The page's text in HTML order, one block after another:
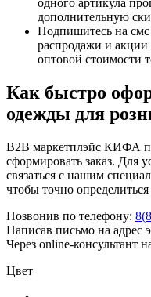
одного артикула
дополнительную
Подпишитесь на смс
распродажи и
оптовой стоимости
Как быстро
одежды для
B2B маркетплэйс КИФА
сформировать заказ. Для
связаться с нашим
чтобы точно
Позвонив по телефону:
Написав письмо на адрес
Через online-консультант
Цвет